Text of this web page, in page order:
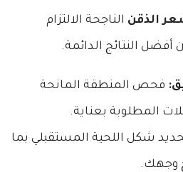
الذقن الناجحة الالتزام
النتائج الدائمة.
فحص المنطقة المانحة
المطلوبة بعناية.
شكل اللحية المستقبلي بما
وجهك.